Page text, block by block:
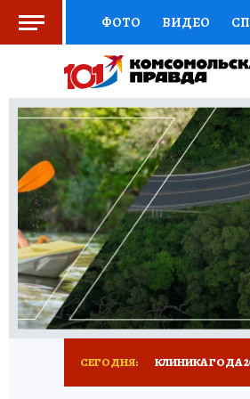
ФОТО ВИДЕО
СОЦПОДДЕРЖКА
ВЫБОР ЭКСПЕРТОВ
КНИЖНАЯ ПОЛКА
ПРЕСС-ЦЕНТР
РАДИО КП РЕКЛАМА
СЕГОДНЯ: КЛИНИКА ГОДА